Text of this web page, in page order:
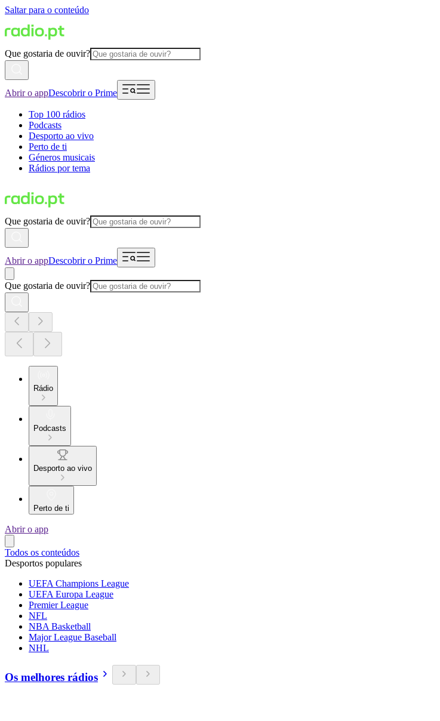
Saltar para o conteúdo
Que gostaria de ouvir?
Abrir o appDescobrir o Prime
Top 100 rádios
Podcasts
Desporto ao vivo
Perto de ti
Géneros musicais
Rádios por tema
Que gostaria de ouvir?
Abrir o appDescobrir o Prime
Que gostaria de ouvir?
Rádio
Podcasts
Desporto ao vivo
Perto de ti
Abrir o app
Todos os conteúdos
Desportos populares
UEFA Champions League
UEFA Europa League
Premier League
NFL
NBA Basketball
Major League Baseball
NHL
Os melhores rádios